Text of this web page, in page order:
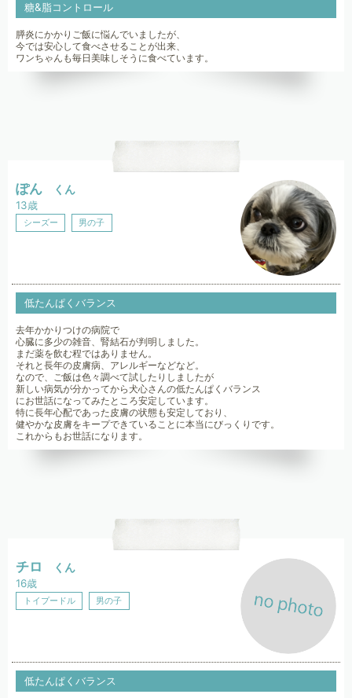
糖&脂コントロール
膵炎にかかりご飯に悩んでいましたが、
今では安心して食べさせることが出来、
ワンちゃんも毎日美味しそうに食べています。
ぽん くん
13歳
シーズー 男の子
低たんぱくバランス
去年かかりつけの病院で
心臓に多少の雑音、腎結石が判明しました。
まだ薬を飲む程ではありません。
それと長年の皮膚病、アレルギーなどなど。
なので、ご飯は色々調べて試したりしましたが
新しい病気が分かってから犬心さんの低たんぱくバランス
にお世話になってみたところ安定しています。
特に長年心配であった皮膚の状態も安定しており、
健やかな皮膚をキープできていることに本当にびっくりです。
これからもお世話になります。
チロ くん
16歳
トイプードル 男の子
低たんぱくバランス